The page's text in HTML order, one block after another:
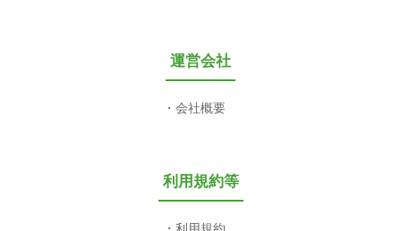
運営会社
会社概要
利用規約等
利用規約